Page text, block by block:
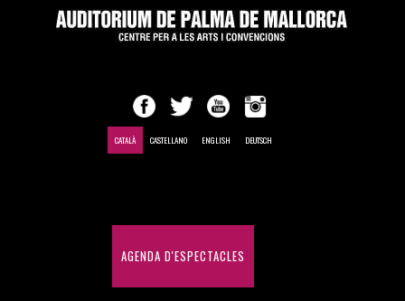
CATALÀ CASTELLANO ENGLISH DEUTSCH
AGENDA D'ESPECTACLES